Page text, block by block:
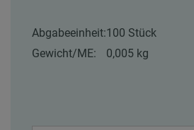
Abgabeeinheit:100 Stück
Gewicht/ME:
0,005 kg